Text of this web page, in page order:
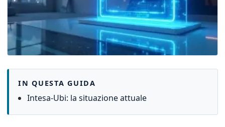
IN QUESTA GUIDA
Intesa-Ubi: la situazione attuale